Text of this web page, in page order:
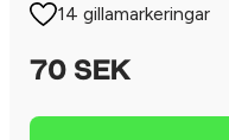
14 gillamarkeringar
70 SEK